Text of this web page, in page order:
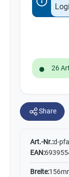
26
Share
Art.-Nr.:d-
EAN:
Breite: